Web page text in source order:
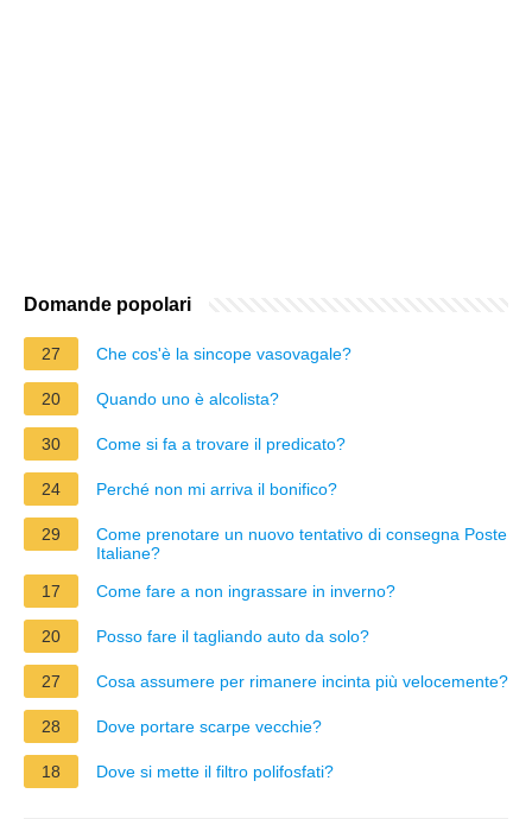
Domande popolari
27 Che cos'è la sincope vasovagale?
20 Quando uno è alcolista?
30 Come si fa a trovare il predicato?
24 Perché non mi arriva il bonifico?
29
Come prenotare un nuovo tentativo di consegna Poste
Italiane?
17
Come fare a non ingrassare in inverno?
20 Posso fare il tagliando auto da solo?
27 Cosa assumere per rimanere incinta più velocemente?
28 Dove portare scarpe vecchie?
18 Dove si mette il filtro polifosfati?